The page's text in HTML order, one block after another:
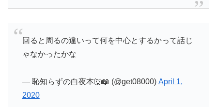
回ると周るの違いって何を中心とするかって話じ
ゃなかったかな
— 恥知らずの白夜本🐺📖 (@get08000) April 1,
2020